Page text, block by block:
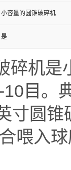
小容量的圆锥破碎机
是
碎机
目。
寸圆
喂入